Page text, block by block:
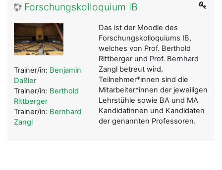
Forschungskolloquium IB
Das ist der Moodle des
Forschungskolloquiums IB,
welches von Prof. Berthold
Rittberger und Prof. Bernhard
Zangl betreut wird.
Teilnehmer*innen sind die
Mitarbeiter*innen der jeweiligen
Lehrstühle sowie BA und MA
Kandidatinnen und Kandidaten
der genannten Professoren.
Trainer/in: Benjamin
Daßler
Trainer/in: Berthold
Rittberger
Trainer/in: Bernhard
Zangl